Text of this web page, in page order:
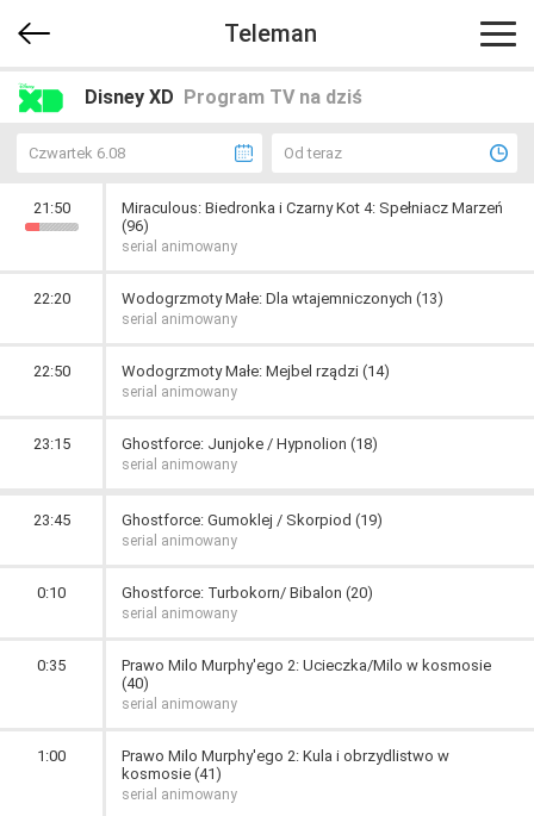
Teleman
Disney XD Program TV na dziś
Czwartek 6.08 Od teraz
21:50
Miraculous: Biedronka i Czarny Kot 4: Spełniacz Marzeń
(96)
serial animowany
22:20 Wodogrzmoty Małe: Dla wtajemniczonych (13)
serial animowany
22:50 Wodogrzmoty Małe: Mejbel rządzi (14)
serial animowany
23:15 Ghostforce: Junjoke / Hypnolion (18)
serial animowany
23:45 Ghostforce: Gumoklej / Skorpiod (19)
serial animowany
0:10 Ghostforce: Turbokorn/ Bibalon (20)
serial animowany
0:35
Prawo Milo Murphy'ego 2: Ucieczka/Milo w kosmosie
(40)
serial animowany
1:00
Prawo Milo Murphy'ego 2: Kula i obrzydlistwo w
kosmosie (41)
serial animowany